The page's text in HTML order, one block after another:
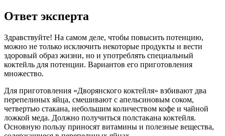
Ответ эксперта
Здравствуйте! На самом деле, чтобы повысить потенцию,
можно не только исключить некоторые продукты и вести
здоровый образ жизни, но и употреблять специальный
коктейль для потенции. Вариантов его приготовления
множество.
Для приготовления «Дворянского коктейля» взбивают два
перепелиных яйца, смешивают с апельсиновым соком,
четвертью стакана, небольшим количеством кофе и чайной
ложкой меда. Должно получиться полстакана коктейля.
Основную пользу приносят витамины и полезные вещества,